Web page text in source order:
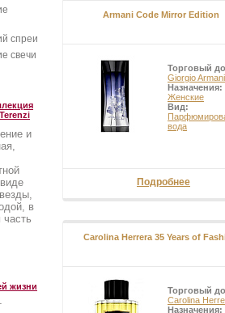
спреи
свечи
и
в
часть
жизни
Armani Code Mirror Edition
Торговый
Giorgio Armani
Назначения:
Женские
Вид:
вода
Подробнее
Carolina Herrera 35 Years of
Торговый
Carolina
Назначения: